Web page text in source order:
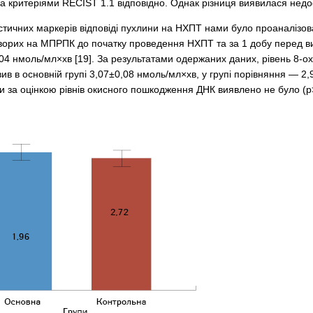
критеріями RECIST 1.1 відповідно. Однак різниця виявилася
маркерів відповіді пухлини на НХПТ нами було
на МПРПК до початку проведення НХПТ та за 1 добу перед
нмоль/мл×хв [19]. За результатами одержаних даних, рівень 8-
в основній групі 3,07±0,08 нмоль/мл×хв, у групі порівняння —
за оцінкою рівнів окисного пошкодження ДНК виявлено не було